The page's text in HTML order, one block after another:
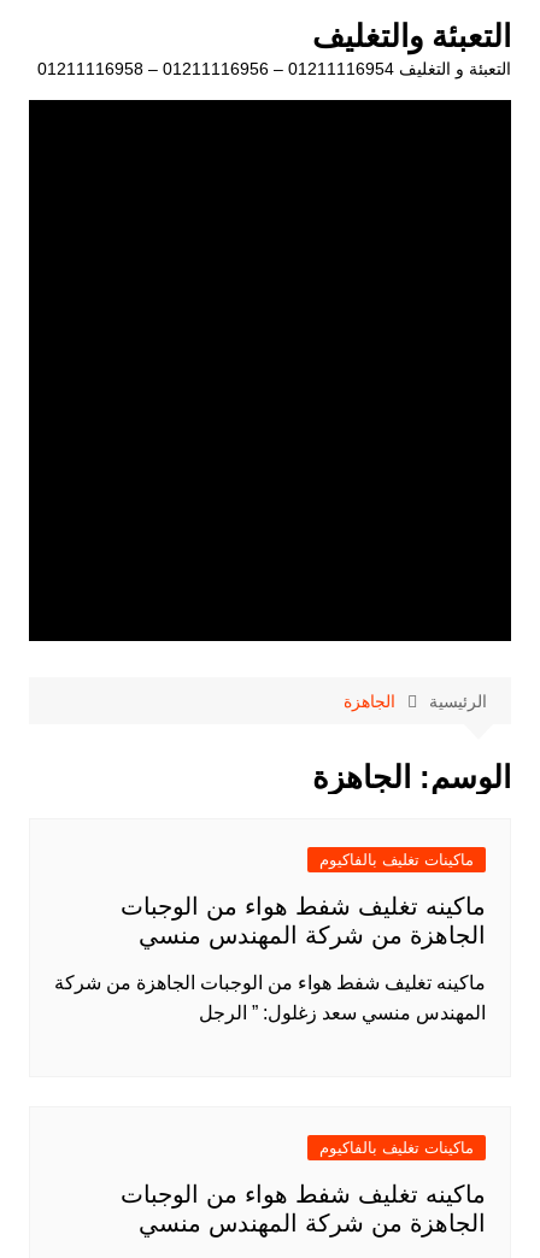
المحتوى
التعبئة والتغليف
التعبئة و التغليف 01211116954 – 01211116956 – 01211116958
الرئيسية الجاهزة
الوسم: الجاهزة
ماكينات تغليف بالفاكيوم
ماكينه تغليف شفط هواء من الوجبات
الجاهزة من شركة المهندس منسي
ماكينه تغليف شفط هواء من الوجبات الجاهزة من شركة
المهندس منسي سعد زغلول: ” الرجل
ماكينات تغليف بالفاكيوم
ماكينه تغليف شفط هواء من الوجبات
الجاهزة من شركة المهندس منسي